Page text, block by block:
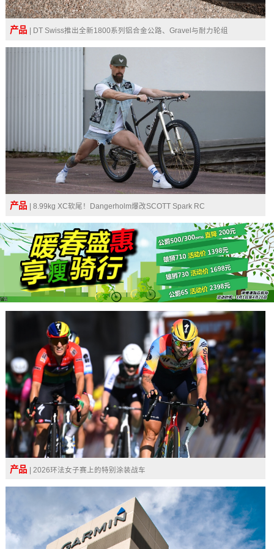
产品 | DT Swiss推出全新1800系列铝合金公路、Gravel与耐力轮组
产品 | 8.99kg XC软尾！Dangerholm爆改SCOTT Spark RC
广告
产品 | 2026环法女子赛上的特别涂装战车